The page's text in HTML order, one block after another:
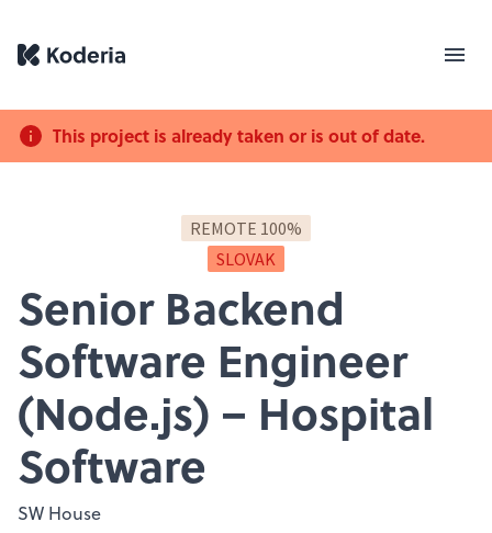
This project is already taken or is out of date.
REMOTE 100%
SLOVAK
Senior Backend
Software Engineer
(Node.js) – Hospital
Software
SW House